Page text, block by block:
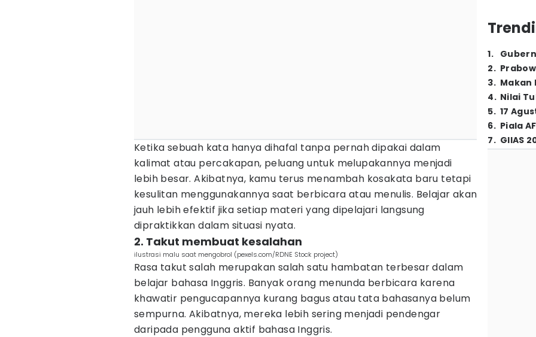
Ketika sebuah kata hanya dihafal tanpa pernah dipakai dalam
kalimat atau percakapan, peluang untuk melupakannya menjadi
lebih besar. Akibatnya, kamu terus menambah kosakata baru tetapi
kesulitan menggunakannya saat berbicara atau menulis. Belajar akan
jauh lebih efektif jika setiap materi yang dipelajari langsung
dipraktikkan dalam situasi nyata.
2. Takut membuat kesalahan
ilustrasi malu saat mengobrol (pexels.com/RDNE Stock project)
Rasa takut salah merupakan salah satu hambatan terbesar dalam
belajar bahasa Inggris. Banyak orang menunda berbicara karena
khawatir pengucapannya kurang bagus atau tata bahasanya belum
sempurna. Akibatnya, mereka lebih sering menjadi pendengar
daripada pengguna aktif bahasa Inggris.
1.
2.
3. Makan
4. Nilai
5. 17
6. Piala
7. GIIAS